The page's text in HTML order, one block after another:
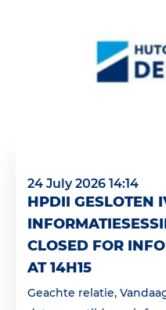
24 July 2026 14:14
HPDII GESLOTEN
CLOSED FOR
AT 14H15
Geachte relatie,